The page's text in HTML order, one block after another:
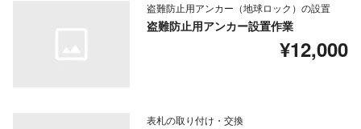
盗難防止用アンカー（地球ロック）の設置
盗難防止用アンカー設置作業
¥12,000
表札の取り付け・交換